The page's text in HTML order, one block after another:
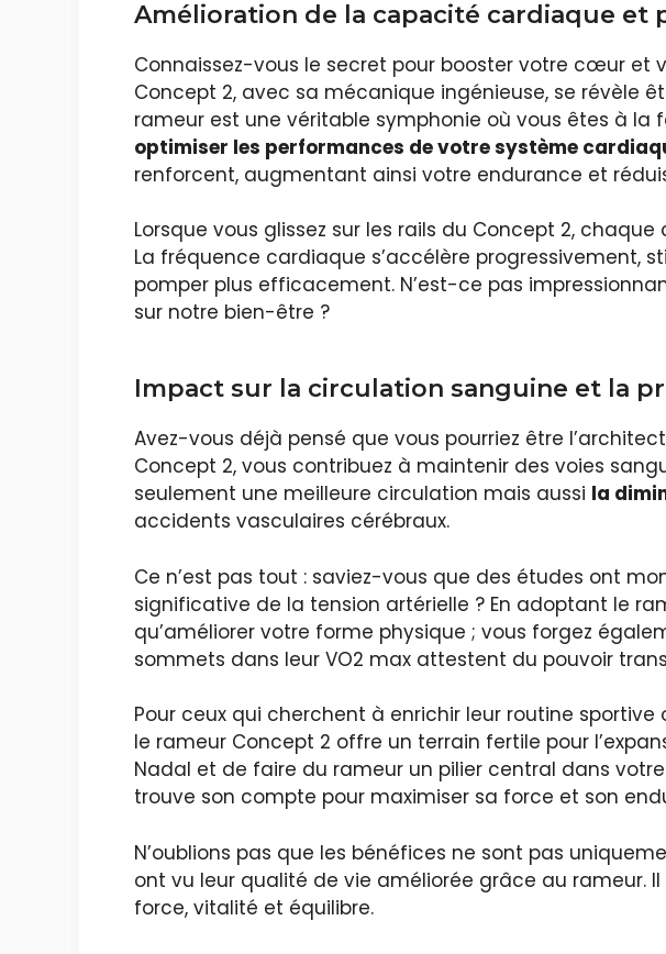
Amélioration de la capacité cardiaque et
Connaissez-vous le secret pour booster votre cœur et
Concept 2, avec sa mécanique ingénieuse, se révèle
rameur est une véritable symphonie où vous êtes à la
optimiser les performances de votre système
renforcent, augmentant ainsi votre endurance et
Lorsque vous glissez sur les rails du Concept 2,
La fréquence cardiaque s’accélère
pomper plus efficacement. N’est-ce pas
sur notre bien-être ?
Impact sur la circulation sanguine et la
Avez-vous déjà pensé que vous pourriez être
Concept 2, vous contribuez à maintenir des voies
seulement une meilleure circulation mais aussi la
accidents vasculaires cérébraux.
Ce n’est pas tout : saviez-vous que des études ont
significative de la tension artérielle ? En adoptant le
qu’améliorer votre forme physique ; vous forgez
sommets dans leur VO2 max attestent du pouvoir
Pour ceux qui cherchent à enrichir leur routine
le rameur Concept 2 offre un terrain fertile pour
Nadal et de faire du rameur un pilier central dans
trouve son compte pour maximiser sa force et son
N’oublions pas que les bénéfices ne sont pas
ont vu leur qualité de vie améliorée grâce au rameur.
force, vitalité et équilibre.